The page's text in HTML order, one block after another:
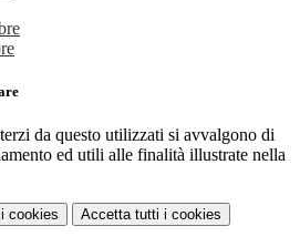
da questo utilizzati si avvalgono di
ed utili alle finalità illustrate nella
i cookies Accetta tutti i cookies